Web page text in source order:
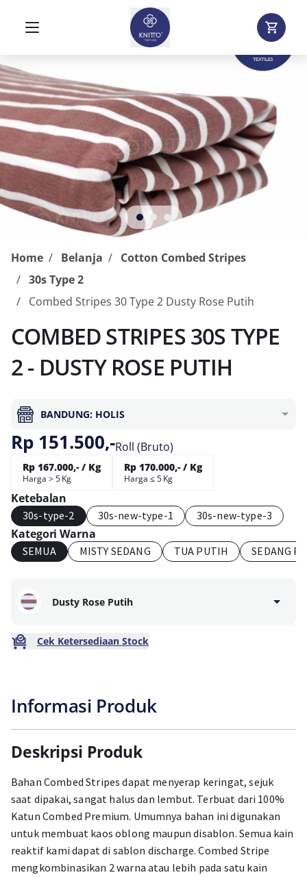
Home Belanja
Cotton Combed Stripes
30s Type 2
Combed Stripes 30 Type 2 Dusty Rose Putih
COMBED STRIPES 30S TYPE
2 - DUSTY ROSE PUTIH
BANDUNG: HOLIS
Rp 151.500,-Roll (Bruto)
Rp 167.000,- / Kg
Harga > 5 Kg
Rp 170.000,- / Kg
Harga ≤ 5 Kg
Ketebalan
30s-type-2 30s-new-type-1 30s-new-type-3
Kategori Warna
SEMUA MISTY SEDANG TUA PUTIH SEDANG
Dusty Rose Putih
Cek Ketersediaan Stock
Informasi Produk
Deskripsi Produk
Bahan Combed Stripes dapat menyerap keringat, sejuk
saat dipakai, sangat halus dan lembut. Terbuat dari 100%
Katun Combed Premium. Umumnya bahan ini digunakan
untuk membuat kaos oblong maupun disablon. Semua kain
reaktif kami dapat di sablon discharge. Combed Stripe
mengkombinasikan 2 warna atau lebih pada satu kain